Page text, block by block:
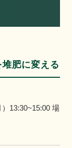
肥に変える
13:30~15:00 場